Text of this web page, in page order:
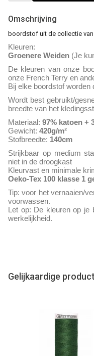
Omschrijving
boordstof uit de collectie van
Kleuren:
Groenere Weiden (Je
De kleuren van onze
onze French Terry en
Bij elke boordstof worden
Wordt best gebruikt/
breedte van het
Materiaal: 97% katoen +
Gewicht: 420g/m²
Stofbreedte: 140cm
Strijkbaar op medium
niet in de droogkast
Kleurvast en minimale
Oeko-Tex 100 klasse 1
Tip: voor het vernaaien/
voorwassen.
Let op: De kleuren op je
werkelijkheid.
Gelijkaardige